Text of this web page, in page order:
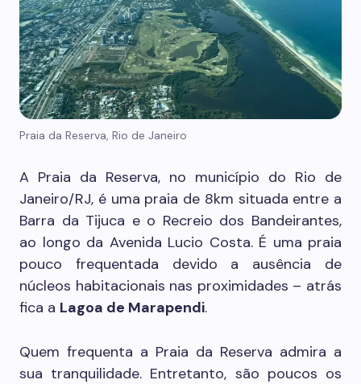
Praia da Reserva, Rio de Janeiro
A Praia da Reserva, no município do Rio de
Janeiro/RJ, é uma praia de 8km situada entre a
Barra da Tijuca e o Recreio dos Bandeirantes,
ao longo da Avenida Lucio Costa. É uma praia
pouco frequentada devido a ausência de
núcleos habitacionais nas proximidades – atrás
fica a Lagoa de Marapendi.
Quem frequenta a Praia da Reserva admira a
sua tranquilidade. Entretanto, são poucos os